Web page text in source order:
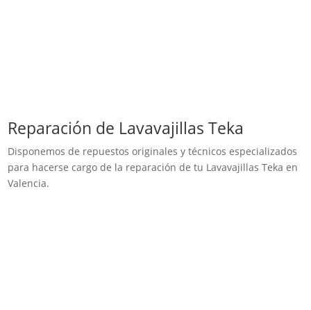
Reparación de Lavavajillas Teka
Disponemos de repuestos originales y técnicos especializados
para hacerse cargo de la reparación de tu Lavavajillas Teka en
Valencia.